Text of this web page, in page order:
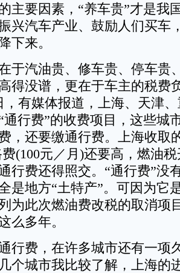
主要因素，“养车贵”才是我
兴汽车产业、鼓励人们买车
下来。
汽油贵、修车贵、停车贵
得没谱，更在于车主的税费
，有媒体报道，上海、天津
通行费”的收费项目，这些城
，还要缴通行费。上海收取
(100元／月)还要高，燃油
行费还得照交。“通行费”没
是地方“土特产”。可因为它
为此次燃油费改税的取消项
么多年。
费，在许多城市还有一项
个城市我比较了解，上海的